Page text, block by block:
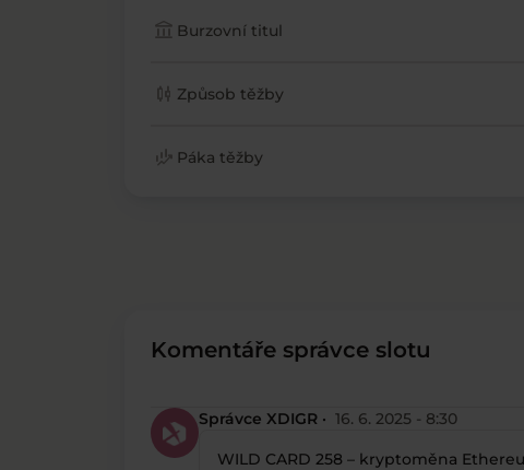
account_balance Burzovní titul
candlestick_chart Způsob těžby
finance_mode Páka těžby
Komentáře správce slotu
Správce XDIGR · 16. 6. 2025 - 8:30
WILD CARD 258 – kryptoměna